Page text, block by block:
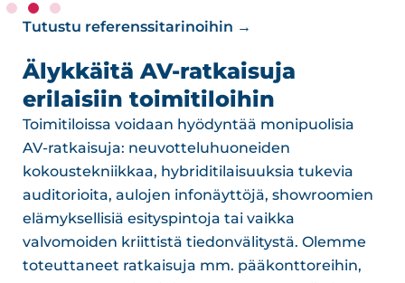
Tutustu referenssitarinoihin →
Älykkäitä AV-ratkaisuja
erilaisiin toimitiloihin
Toimitiloissa voidaan hyödyntää monipuolisia
AV-ratkaisuja: neuvotteluhuoneiden
kokoustekniikkaa, hybriditilaisuuksia tukevia
auditorioita, aulojen infonäyttöjä, showroomien
elämyksellisiä esityspintoja tai vaikka
valvomoiden kriittistä tiedonvälitystä. Olemme
toteuttaneet ratkaisuja mm. pääkonttoreihin,